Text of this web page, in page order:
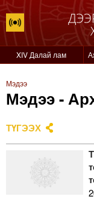
XIV Далай лам
Мэдээ
Мэдээ -
ТҮГЭЭХ